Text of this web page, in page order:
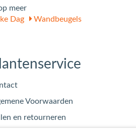
meer
Dag
Wandbeugels
Voorwaarden
en retourneren